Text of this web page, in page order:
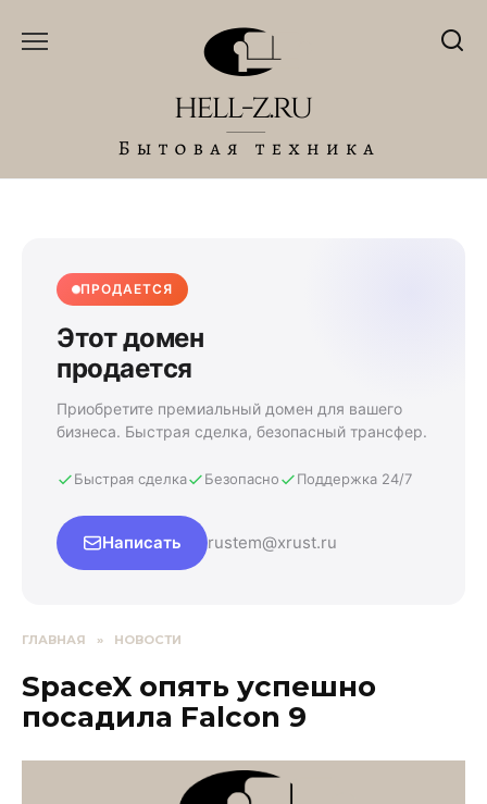
ПРОДАЕТСЯ
Этот домен
продается
Приобретите премиальный домен для вашего
бизнеса. Быстрая сделка, безопасный трансфер.
Быстрая сделка Безопасно Поддержка 24/7
Написать rustem@xrust.ru
ГЛАВНАЯ » НОВОСТИ
SpaceX опять успешно
посадила Falcon 9